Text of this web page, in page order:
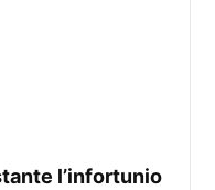
l’infortunio